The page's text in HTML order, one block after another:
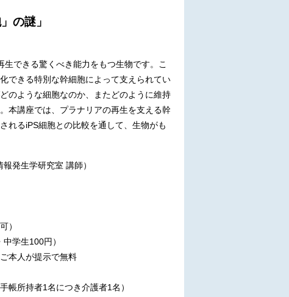
の謎」
できる驚くべき能力をもつ生物です。こ
できる特別な幹細胞によって支えられてい
のような細胞なのか、またどのように維持
本講座では、プラナリアの再生を支える幹
れるiPS細胞との比較を通して、生物がも
発生学研究室 講師）
）
学生100円）
人が提示で無料
持者1名につき介護者1名）